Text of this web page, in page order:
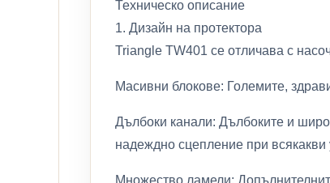
Техническо описание
1. Дизайн на протектора
Triangle TW401 се отличава с
Масивни блокове: Големите,
Дълбоки канали: Дълбоките и
надеждно сцепление при всякакви
Множество ламели: